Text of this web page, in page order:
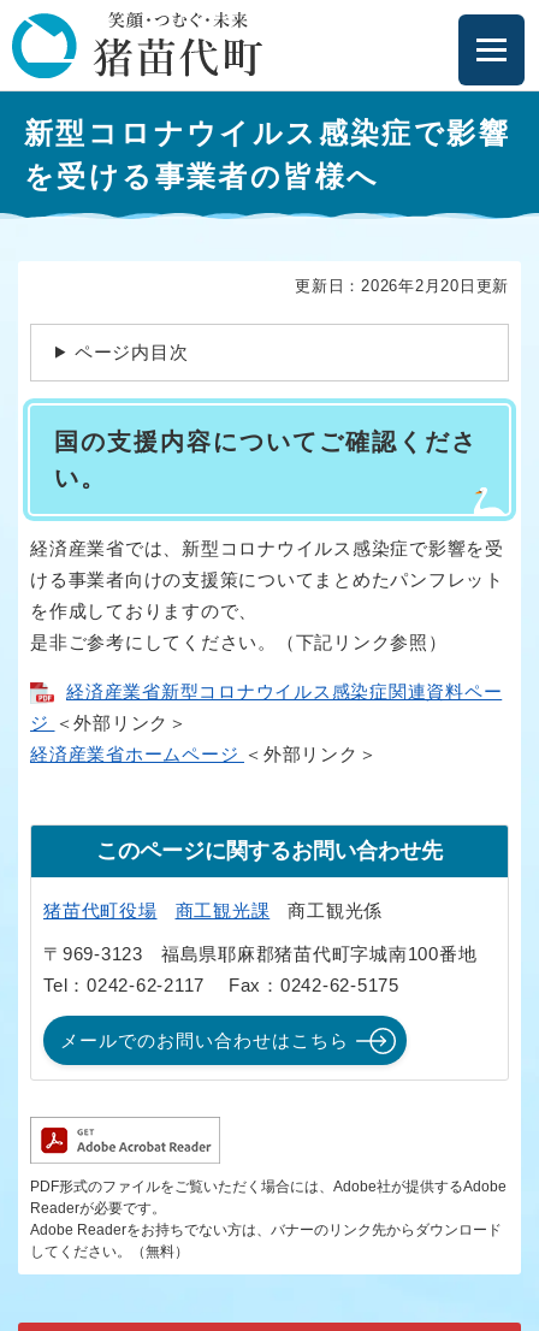
ー
ジ
の
。
メニューを飛ばして本文へ
新型コロナウイルス感染症で影響
を受ける事業者の皆様へ
更新日：2026年2月20日更新
ページ内目次
国の支援内容についてご確認くださ
い。
経済産業省では、新型コロナウイルス感染症で影響を受
ける事業者向けの支援策についてまとめたパンフレット
を作成しておりますので、
是非ご参考にしてください。（下記リンク参照）
経済産業省新型コロナウイルス感染症関連資料ペー
ジ
＜外部リンク＞
経済産業省ホームページ ＜外部リンク＞
このページに関するお問い合わせ先
猪苗代町役場 商工観光課 商工観光係
〒969-3123
福島県耶麻郡猪苗代町字城南100番地
Tel：0242-62-2117
Fax：0242-62-5175
メールでのお問い合わせはこちら
PDF形式のファイルをご覧いただく場合には、Adobe社が提供するAdobe
Readerが必要です。
Adobe Readerをお持ちでない方は、バナーのリンク先からダウンロード
してください。（無料）